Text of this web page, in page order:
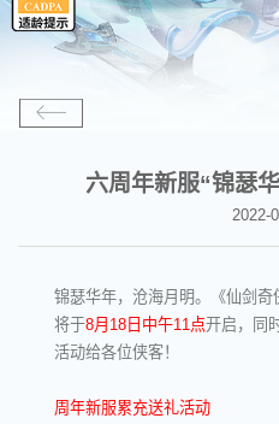
六周年新服“锦瑟
2022-
锦瑟华年，沧海月明。《仙剑奇
将于8月18日中午11点开启，同
活动给各位侠客！
周年新服累充送礼活动